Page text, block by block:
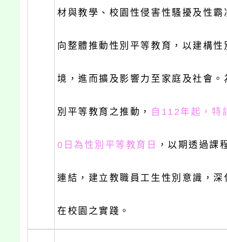
材與教學、校園性侵害性騷擾及性
向整體推動性別平等教育，以建構
境，進而擴及影響力至家庭及社會
別平等教育之推動， 自112年起，特
0日為性別平等教育日 ，以期透過課
連結，建立教職員工生性別意識，
在校園之實踐。